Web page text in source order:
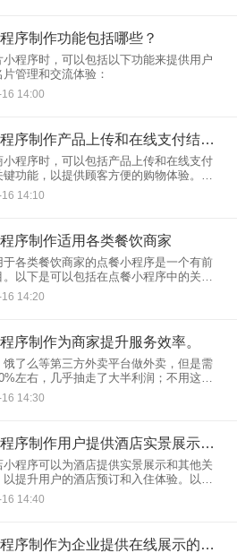
序制作功能包括哪些？
小程序时，可以包括以下功能来提供用户
管理和交流体验：
14:00
电商小程序制作产品上传和在线支付结算等功能
小程序时，可以包括产品上传和在线支付
功能，以提供顾客方便的购物体验。以
能的详细描述：
14:10
序制作适用各类餐饮商家
于各类餐饮商家的点餐小程序是一个有前
以下是可以包括在点餐小程序中的关键
足不同餐饮商家的需求：
14:20
序制作为商家提升服务效率。
饿了么等第三方外卖平台做外卖，但是需
左右，几乎抽走了大半利润；不用这些
在用手机点外卖的人越来越多，没有平台
。现在，很多餐饮企业的老板都会这些
14:30
酒店小程序制作用户提供酒店实景展示等功能
小程序可以为酒店提供实景展示和其他关
提升用户的酒店预订和入住体验。以下
包括在酒店小程序中的功能：
14:40
展示小程序制作为企业提供在线展示的渠道